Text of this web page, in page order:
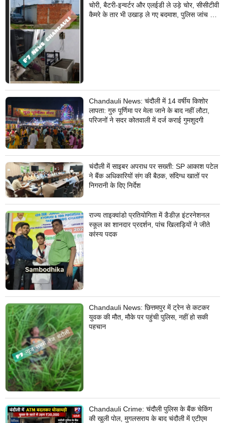
चोरी, बैटरी-इन्वर्टर और एलईडी ले उड़े चोर, सीसीटीवी
कैमरे के तार भी उखाड़ ले गए बदमाश, पुलिस जांच में
Chandauli News: चंदौली में 14 वर्षीय किशोर
लापता: गुरु पूर्णिमा पर मेला जाने के बाद नहीं लौटा,
परिजनों ने सदर कोतवाली में दर्ज कराई गुमशुदगी
चंदौली में साइबर अपराध पर सख्ती: SP आकाश पटेल
ने बैंक अधिकारियों संग की बैठक, संदिग्ध खातों पर
निगरानी के दिए निर्देश
राज्य ताइक्वांडो प्रतियोगिता में डैडीज़ इंटरनेशनल
स्कूल का शानदार प्रदर्शन, पांच खिलाड़ियों ने जीते
कांस्य पदक
Chandauli News: छित्तमपुर में ट्रेन से कटकर
युवक की मौत, मौके पर पहुंची पुलिस, नहीं हो सकी
पहचान
Chandauli Crime: चंदौली पुलिस के बैंक चेकिंग
की खुली पोल, मुगलसराय के बाद चंदौली में एटीएम